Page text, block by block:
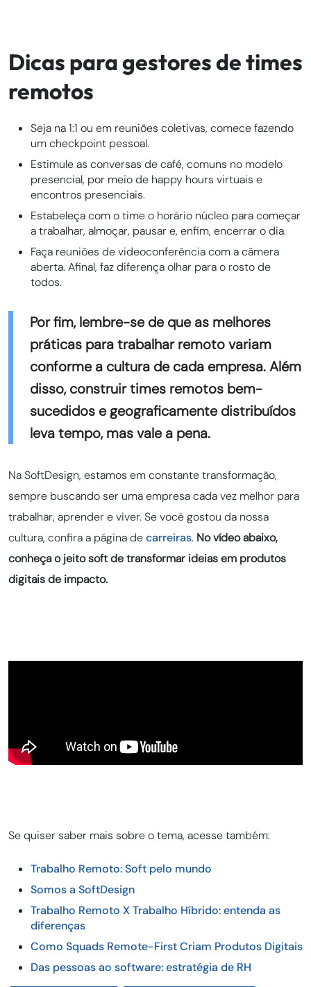
Dicas para gestores de times
remotos
Seja na 1:1 ou em reuniões coletivas, comece fazendo
um checkpoint pessoal.
Estimule as conversas de café, comuns no modelo
presencial, por meio de happy hours virtuais e
encontros presenciais.
Estabeleça com o time o horário núcleo para começar
a trabalhar, almoçar, pausar e, enfim, encerrar o dia.
Faça reuniões de videoconferência com a câmera
aberta. Afinal, faz diferença olhar para o rosto de
todos.
Por fim, lembre-se de que as melhores
práticas para trabalhar remoto variam
conforme a cultura de cada empresa. Além
disso, construir times remotos bem-
sucedidos e geograficamente distribuídos
leva tempo, mas vale a pena.
Na SoftDesign, estamos em constante transformação,
sempre buscando ser uma empresa cada vez melhor para
trabalhar, aprender e viver. Se você gostou da nossa
cultura, confira a página decarreiras. No vídeo abaixo,
conheça o jeito soft de transformar ideias em produtos
digitais de impacto.
Se quiser saber mais sobre o tema, acesse também:
Trabalho Remoto: Soft pelo mundo
Somos a SoftDesign
Trabalho Remoto X Trabalho Híbrido: entenda as
diferenças
Como Squads Remote-First Criam Produtos Digitais
Das pessoas ao software: estratégia de RH